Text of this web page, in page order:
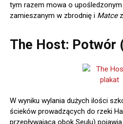
tym razem mowa o upośledzonym
zamieszanym w zbrodnię i Matcez
The Host: Potwór
W wyniku wylania dużych ilości
ścieków prowadzących do rzeki
przepływająca obok Seulu)